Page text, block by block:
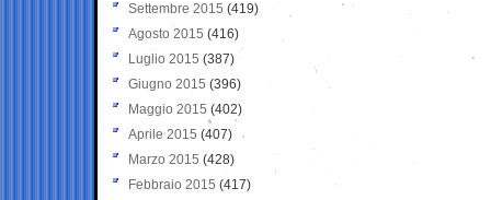
Settembre 2015 (419)
Agosto 2015 (416)
Luglio 2015 (387)
Giugno 2015 (396)
Maggio 2015 (402)
Aprile 2015 (407)
Marzo 2015 (428)
Febbraio 2015 (417)